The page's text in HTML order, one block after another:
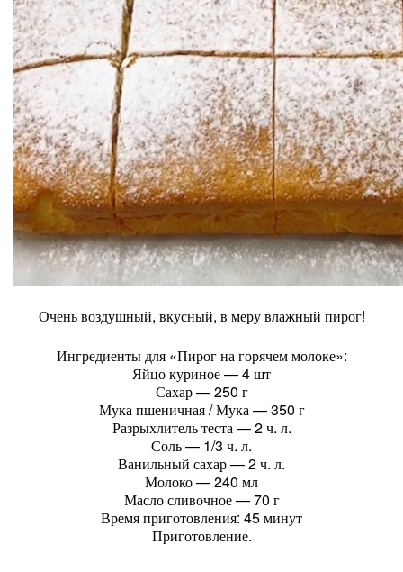
Очень воздушный, вкусный, в меру влажный пирог!
Ингредиенты для «Пирог на горячем молоке»:
Яйцо куриное — 4 шт
Сахар — 250 г
Мука пшеничная / Мука — 350 г
Разрыхлитель теста — 2 ч. л.
Соль — 1/3 ч. л.
Ванильный сахар — 2 ч. л.
Молоко — 240 мл
Масло сливочное — 70 г
Время приготовления: 45 минут
Приготовление.